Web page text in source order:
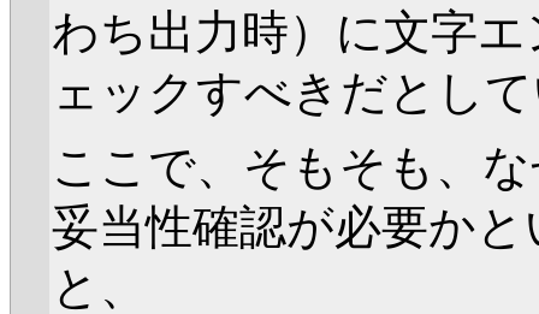
わち出力時）に文字
ェックすべきだとし
ここで、そもそも、
妥当性確認が必要か
と、